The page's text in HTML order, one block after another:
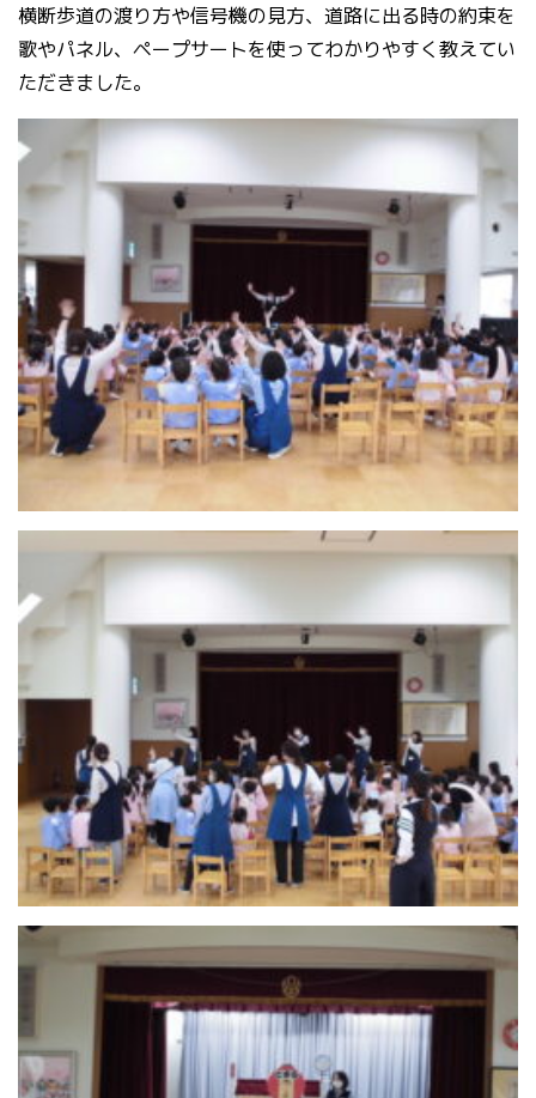
横断歩道の渡り方や信号機の見方、道路に出る時の約束を
歌やパネル、ペープサートを使ってわかりやすく教えてい
ただきました。